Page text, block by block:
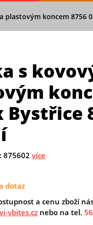
plastovým koncem 8756
s
Bystřice
875602 více
dotaz
a cenu zboží
vbites.cz nebo na tel.